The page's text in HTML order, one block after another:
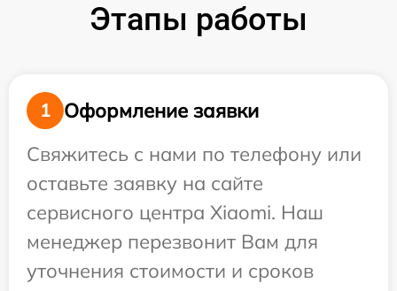
Этапы работы
1
Оформление заявки
Свяжитесь с нами по телефону или
оставьте заявку на сайте
сервисного центра Xiaomi. Наш
менеджер перезвонит Вам для
уточнения стоимости и сроков